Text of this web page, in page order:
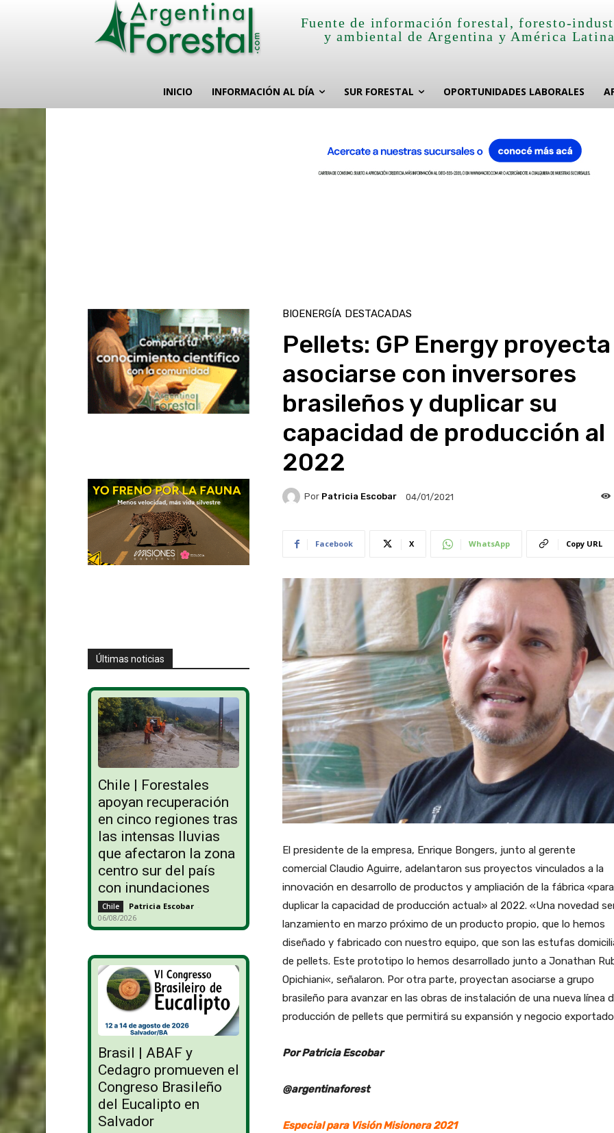
Fuente de información forestal, foresto-
y ambiental de Argentina y América
INICIO INFORMACIÓN AL DÍA SUR FORESTAL OPORTUNIDADES LABORALES
Últimas noticias
Chile | Forestales
apoyan recuperación
en cinco regiones tras
las intensas lluvias
que afectaron la zona
centro sur del país
con inundaciones
Chile Patricia Escobar -
06/08/2026
Brasil | ABAF y
Cedagro promueven el
Congreso Brasileño
del Eucalipto en
Salvador
BIOENERGÍA DESTACADAS
Pellets: GP Energy proyecta
asociarse con inversores
brasileños y duplicar su
capacidad de producción al
2022
Por Patricia Escobar 04/01/2021
Facebook X WhatsApp Copy URL
El presidente de la empresa, Enrique Bongers, junto al gerente
comercial Claudio Aguirre, adelantaron sus proyectos vinculados a la
innovación en desarrollo de productos y ampliación de la fábrica «para
duplicar la capacidad de producción actual» al 2022. «Una novedad
lanzamiento en marzo próximo de un producto propio, que lo hemos
diseñado y fabricado con nuestro equipo, que son las estufas
de pellets. Este prototipo lo hemos desarrollado junto a Jonathan
Opichiani«, señalaron. Por otra parte, proyectan asociarse a grupo
brasileño para avanzar en las obras de instalación de una nueva línea
producción de pellets que permitirá su expansión y negocio
Por Patricia Escobar
@argentinaforest
Especial para Visión Misionera 2021